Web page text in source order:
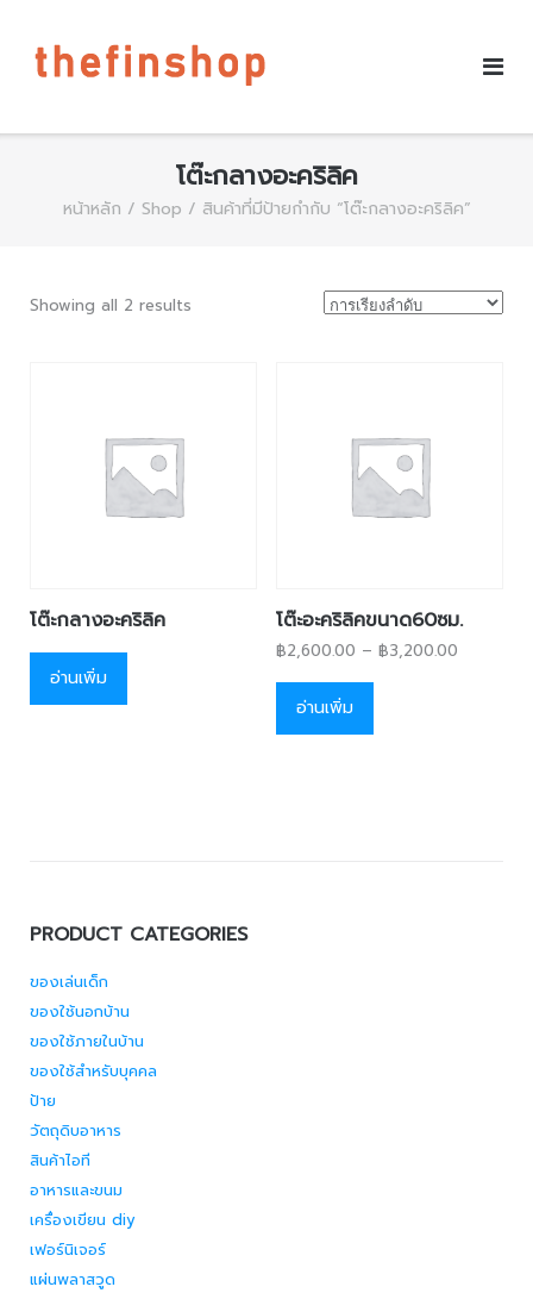
โต๊ะกลางอะคริลิค
หน้าหลัก / Shop / สินค้าที่มีป้ายกำกับ “โต๊ะกลางอะคริลิค”
Showing all 2 results
โต๊ะกลางอะคริลิค
อ่านเพิ่ม
โต๊ะอะคริลิคขนาด60ซม.
฿2,600.00 – ฿3,200.00
อ่านเพิ่ม
PRODUCT CATEGORIES
ของเล่นเด็ก
ของใช้นอกบ้าน
ของใช้ภายในบ้าน
ของใช้สำหรับบุคคล
ป้าย
วัตถุดิบอาหาร
สินค้าไอที
อาหารและขนม
เครื่องเขียน diy
เฟอร์นิเจอร์
แผ่นพลาสวูด